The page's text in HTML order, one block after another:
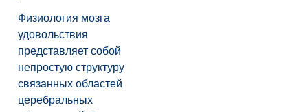
Физиология мозга
удовольствия
представляет собой
непростую структуру
связанных областей
церебральных